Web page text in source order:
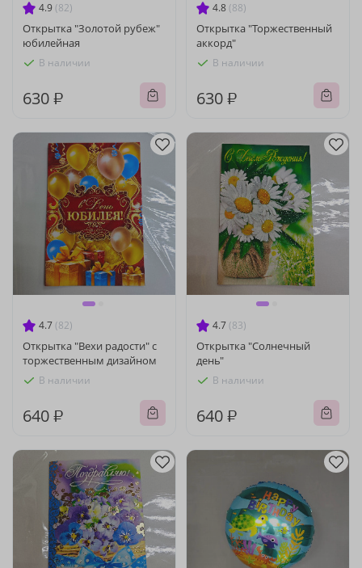
4.9 (82)
Открытка "Золотой рубеж"
юбилейная
В наличии
630 ₽
4.8 (88)
Открытка "Торжественный
аккорд"
В наличии
630 ₽
4.7 (82)
Открытка "Вехи радости" с
торжественным дизайном
В наличии
640 ₽
4.7 (83)
Открытка "Солнечный
день"
В наличии
640 ₽